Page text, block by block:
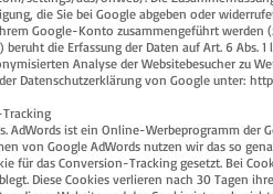
die Sie bei Google abgeben oder
Google-Konto zusammengeführt werden
die Erfassung der Daten auf Art. 6 Abs. 1
Analyse der Websitebesucher zu
Datenschutzerklärung von Google unter:
AdWords ist ein Online-Werbeprogramm der
von Google AdWords nutzen wir das so
für das Conversion-Tracking gesetzt. Bei
Diese Cookies verlieren nach 30 Tagen